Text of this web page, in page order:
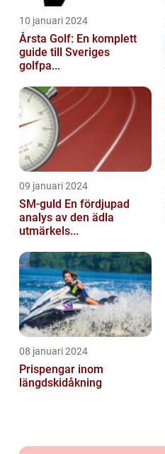
10 januari 2024
Årsta Golf: En komplett
guide till Sveriges
golfpa...
09 januari 2024
SM-guld En fördjupad
analys av den ädla
utmärkels...
08 januari 2024
Prispengar inom
längdskidåkning